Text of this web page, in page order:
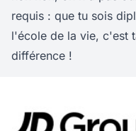
requis : que tu sois
l'école de la vie, c'est
différence !